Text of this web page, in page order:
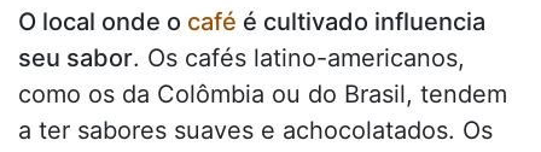
O local onde o café é cultivado influencia
seu sabor. Os cafés latino-americanos,
como os da Colômbia ou do Brasil, tendem
a ter sabores suaves e achocolatados. Os